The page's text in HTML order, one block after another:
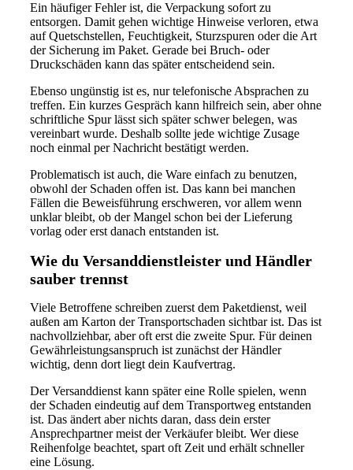
Ein häufiger Fehler ist, die Verpackung sofort zu
entsorgen. Damit gehen wichtige Hinweise verloren, etwa
auf Quetschstellen, Feuchtigkeit, Sturzspuren oder die Art
der Sicherung im Paket. Gerade bei Bruch- oder
Druckschäden kann das später entscheidend sein.
Ebenso ungünstig ist es, nur telefonische Absprachen zu
treffen. Ein kurzes Gespräch kann hilfreich sein, aber ohne
schriftliche Spur lässt sich später schwer belegen, was
vereinbart wurde. Deshalb sollte jede wichtige Zusage
noch einmal per Nachricht bestätigt werden.
Problematisch ist auch, die Ware einfach zu benutzen,
obwohl der Schaden offen ist. Das kann bei manchen
Fällen die Beweisführung erschweren, vor allem wenn
unklar bleibt, ob der Mangel schon bei der Lieferung
vorlag oder erst danach entstanden ist.
Wie du Versanddienstleister und Händler
sauber trennst
Viele Betroffene schreiben zuerst dem Paketdienst, weil
außen am Karton der Transportschaden sichtbar ist. Das ist
nachvollziehbar, aber oft erst die zweite Spur. Für deinen
Gewährleistungsanspruch ist zunächst der Händler
wichtig, denn dort liegt dein Kaufvertrag.
Der Versanddienst kann später eine Rolle spielen, wenn
der Schaden eindeutig auf dem Transportweg entstanden
ist. Das ändert aber nichts daran, dass dein erster
Ansprechpartner meist der Verkäufer bleibt. Wer diese
Reihenfolge beachtet, spart oft Zeit und erhält schneller
eine Lösung.